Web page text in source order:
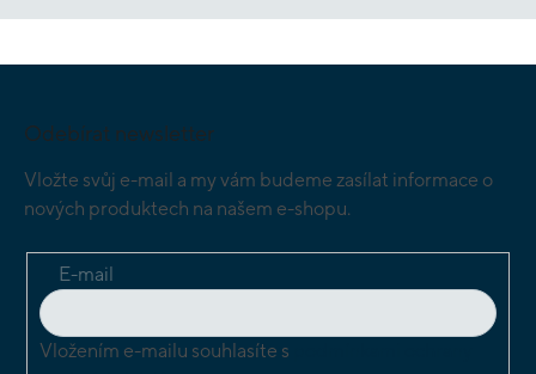
Odebírat newsletter
Vložte svůj e-mail a my vám budeme zasílat informace o
nových produktech na našem e-shopu.
E-mail
Vložením e-mailu souhlasíte s